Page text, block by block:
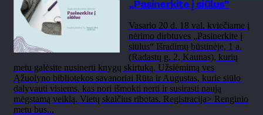
„Pasinerkite į siūlus”
Vasario 20 d. 18 val. kviečiame į
nėrimo dirbtuves „Pasinerkite į
siūlus“ Išradimų būstinėje, 1 a.
(Radastų g. 2, Kaunas), kurių
metu galėsite nusinerti knygų skirtuką. Užsiėmimą ves
Ąžuolyno bibliotekos savanoriai Rūta ir Augustas, kurie siūlo
dalyvauti visiems, kas nori išmokti nerti ir susirasti naują
mėgstamą veiklą. Vietų skaičius ribotas. Registracija> Renginio
metu bus...